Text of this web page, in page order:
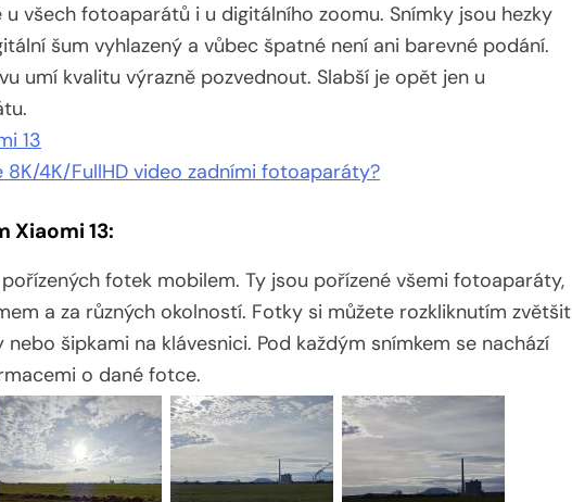
všech fotoaparátů i u digitálního zoomu. Snímky jsou hezky
šum vyhlazený a vůbec špatné není ani barevné podání.
umí kvalitu výrazně pozvednout. Slabší je opět jen u
13
8K/4K/FullHD video zadními fotoaparáty?
Xiaomi 13:
fotek mobilem. Ty jsou pořízené všemi fotoaparáty,
a za různých okolností. Fotky si můžete rozkliknutím zvětšit
šipkami na klávesnici. Pod každým snímkem se nachází
o dané fotce.